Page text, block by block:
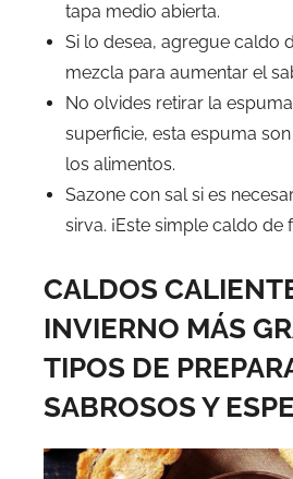
tapa medio abierta.
Si lo desea, agregue caldo
mezcla para aumentar el
No olvides retirar la
superficie, esta espuma
los alimentos.
Sazone con sal si es
sirva. ¡Este simple caldo de
CALDOS
INVIERNO MÁS
TIPOS DE
SABROSOS Y